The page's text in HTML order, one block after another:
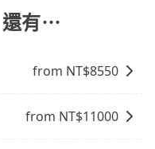
就敢保證出車。
還有⋯
from NT$8550
from NT$11000